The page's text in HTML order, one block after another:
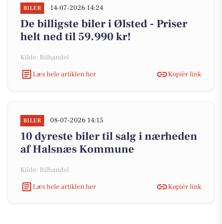
BILER 14-07-2026 14:24
De billigste biler i Ølsted - Priser
helt ned til 59.990 kr!
Kilde: Bilhandel
Læs hele artiklen her
Kopiér link
BILER 08-07-2026 14:15
10 dyreste biler til salg i nærheden
af Halsnæs Kommune
Kilde: Bilhandel
Læs hele artiklen her
Kopiér link